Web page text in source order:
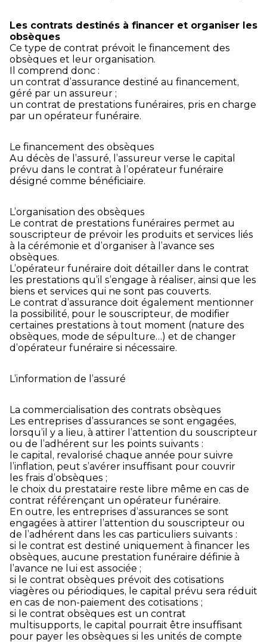
Les contrats destinés à financer et organiser les
obsèques
Ce type de contrat prévoit le financement des
obsèques et leur organisation.
Il comprend donc :
un contrat d’assurance destiné au financement,
géré par un assureur ;
un contrat de prestations funéraires, pris en charge
par un opérateur funéraire.
Le financement des obsèques
Au décès de l’assuré, l’assureur verse le capital
prévu dans le contrat à l’opérateur funéraire
désigné comme bénéficiaire.
L’organisation des obsèques
Le contrat de prestations funéraires permet au
souscripteur de prévoir les produits et services liés
à la cérémonie et d’organiser à l’avance ses
obsèques.
L’opérateur funéraire doit détailler dans le contrat
les prestations qu’il s’engage à réaliser, ainsi que les
biens et services qui ne sont pas couverts.
Le contrat d’assurance doit également mentionner
la possibilité, pour le souscripteur, de modifier
certaines prestations à tout moment (nature des
obsèques, mode de sépulture…) et de changer
d’opérateur funéraire si nécessaire.
L’information de l’assuré
La commercialisation des contrats obsèques
Les entreprises d’assurances se sont engagées,
lorsqu’il y a lieu, à attirer l’attention du souscripteur
ou de l’adhérent sur les points suivants :
le capital, revalorisé chaque année pour suivre
l’inflation, peut s’avérer insuffisant pour couvrir
les frais d’obsèques ;
le choix du prestataire reste libre même en cas de
contrat référençant un opérateur funéraire.
En outre, les entreprises d’assurances se sont
engagées à attirer l’attention du souscripteur ou
de l’adhérent dans les cas particuliers suivants :
si le contrat est destiné uniquement à financer les
obsèques, aucune prestation funéraire définie à
l’avance ne lui est associée ;
si le contrat obsèques prévoit des cotisations
viagères ou périodiques, le capital prévu sera réduit
en cas de non-paiement des cotisations ;
si le contrat obsèques est un contrat
multisupports, le capital pourrait être insuffisant
pour payer les obsèques si les unités de compte